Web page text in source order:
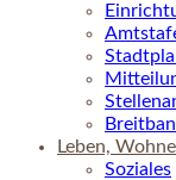
Leben,
Soziales